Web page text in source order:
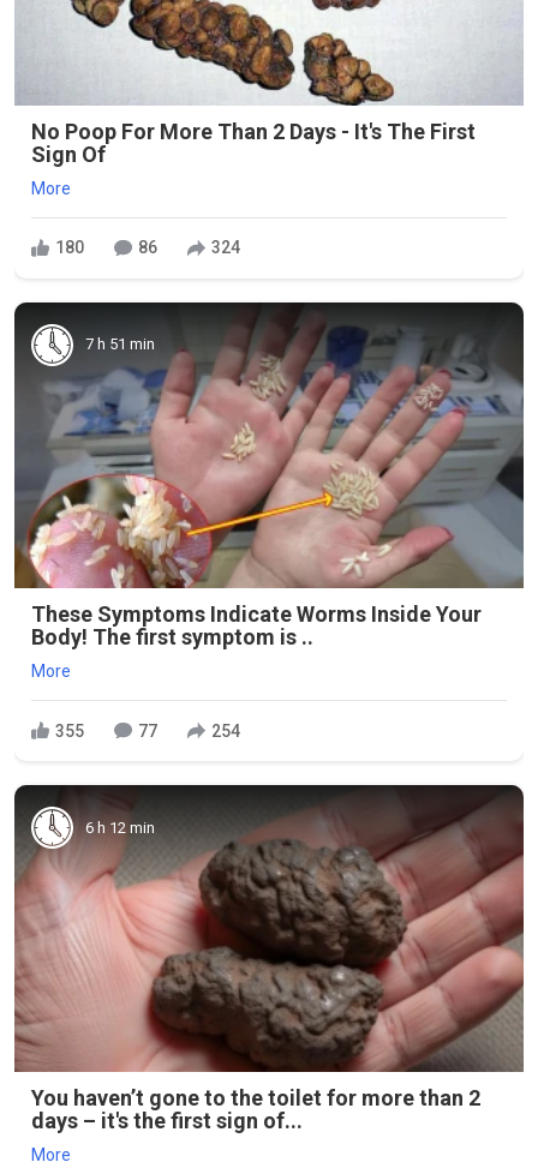
No Poop For More Than 2 Days - It's The First
Sign Of
More
180 86 324
7 h 51 min
These Symptoms Indicate Worms Inside Your
Body! The first symptom is ..
More
355 77 254
6 h 12 min
You haven’t gone to the toilet for more than 2
days – it's the first sign of...
More